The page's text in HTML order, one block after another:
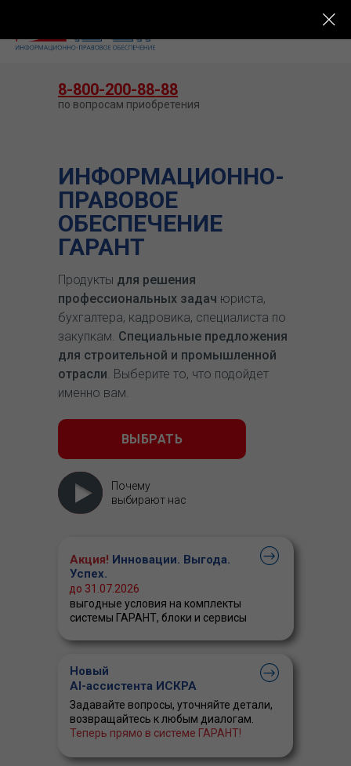
ИНФОРМАЦИОННО-
ПРАВОВОЕ
ОБЕСПЕЧЕНИЕ
ГАРАНТ
Продукты для решения
профессиональных задач юриста,
бухгалтера, кадровика, специалиста по
закупкам. Специальные предложения
для строительной и промышленной
отрасли. Выберите то, что подойдет
именно вам.
ВЫБРАТЬ
Почему
выбирают нас
Акция! Инновации. Выгода.
Успех.
выгодные условия на комплекты
системы ГАРАНТ, блоки и сервисы
до 31.07.2026
8-800-200-88-88
по вопросам приобретения
Новый
AI-ассистента ИСКРА
Задавайте вопросы, уточняйте детали,
возвращайтесь к любым диалогам.
Теперь прямо в системе ГАРАНТ!